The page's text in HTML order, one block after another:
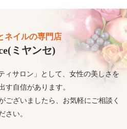
ネイルの専門店
ミヤンセ)
ィサロン」として、女性の美しさを
す自信があります。
ございましたら、お気軽にご相談く
さい。